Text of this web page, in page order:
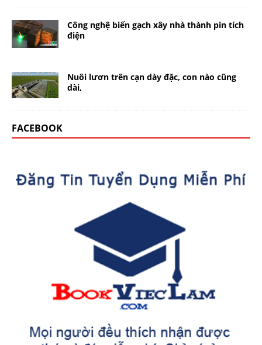
Công nghệ biến gạch xây nhà thành pin tích
điện
Nuôi lươn trên cạn dày đặc, con nào cũng
dài,
FACEBOOK